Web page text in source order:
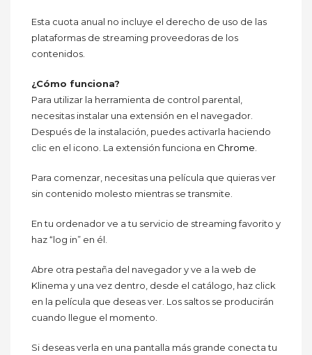
Esta cuota anual no incluye el derecho de uso de las
plataformas de streaming proveedoras de los
contenidos.
¿Cómo funciona?
Para utilizar la herramienta de control parental,
necesitas instalar una extensión en el navegador.
Después de la instalación, puedes activarla haciendo
clic en el icono. La extensión funciona en Chrome
Para comenzar, necesitas una película que quieras ver
sin contenido molesto mientras se transmite.
En tu ordenador ve a tu servicio de streaming favorito y
haz “log in” en él.
Abre otra pestaña del navegador y ve a la web de
Klinema y una vez dentro, desde el catálogo, haz click
en la película que deseas ver. Los saltos se producirán
cuando llegue el momento.
Si deseas verla en una pantalla más grande conecta tu